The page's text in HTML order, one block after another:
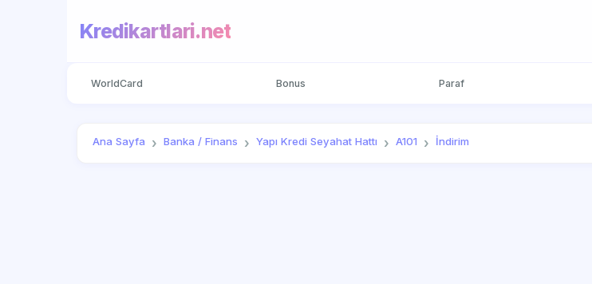
Kredikartlari.net
WorldCard Bonus Paraf
Ana Sayfa Banka / Finans Yapı Kredi Seyahat Hattı A101 İndirim